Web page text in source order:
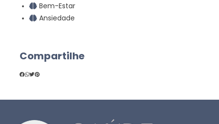
Bem-Estar
Ansiedade
Compartilhe